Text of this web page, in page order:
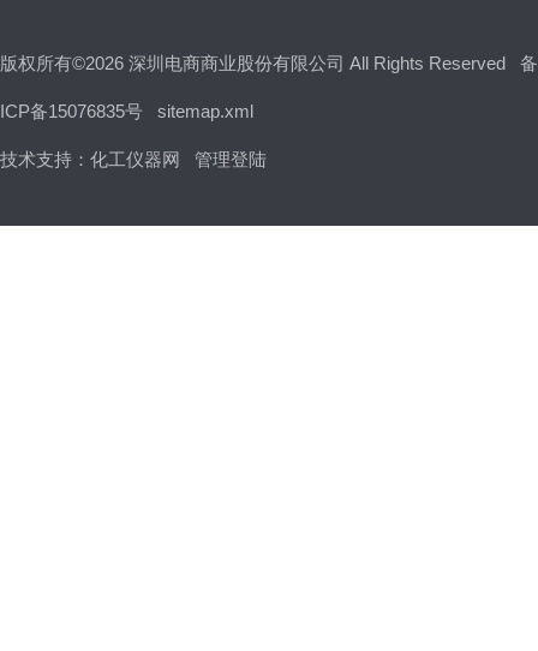
版权所有©2026 深圳电商商业股份有限公司 All Rights Reserved
ICP备15076835号 sitemap.xml
技术支持： 化工仪器网 管理登陆